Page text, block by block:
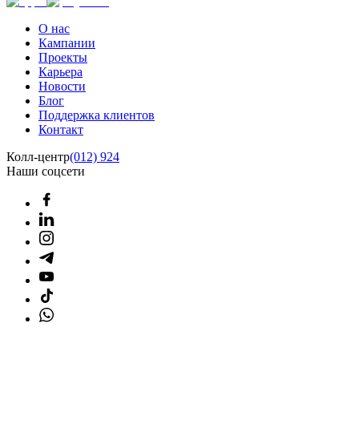
О нас
Кампании
Проекты
Карьера
Новости
Блог
Поддержка клиентов
Контакт
Колл-центр(012) 924
Наши соцсети